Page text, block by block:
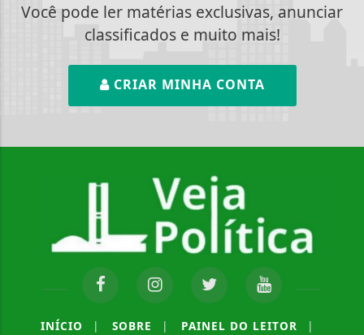
Você pode ler matérias exclusivas, anunciar
classificados e muito mais!
CRIAR MINHA CONTA
INÍCIO | SOBRE | PAINEL DO LEITOR |